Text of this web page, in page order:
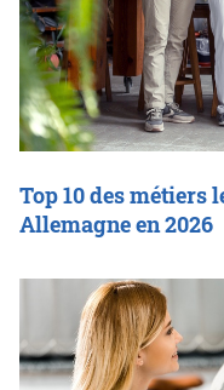
Top 10 des métiers
Allemagne en 2026